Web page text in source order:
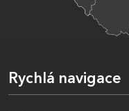
Rychlá navigace